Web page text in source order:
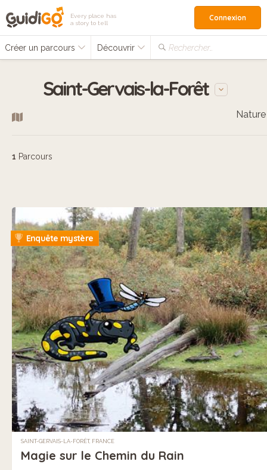
Every place has
a story to tell
Créer un parcours Découvrir Rechercher…
Connexion
Saint-Gervais-la-Forêt
Nature
1 Parcours
Enquête mystère
SAINT-GERVAIS-LA-FORÊT, FRANCE
Magie sur le Chemin du Rain